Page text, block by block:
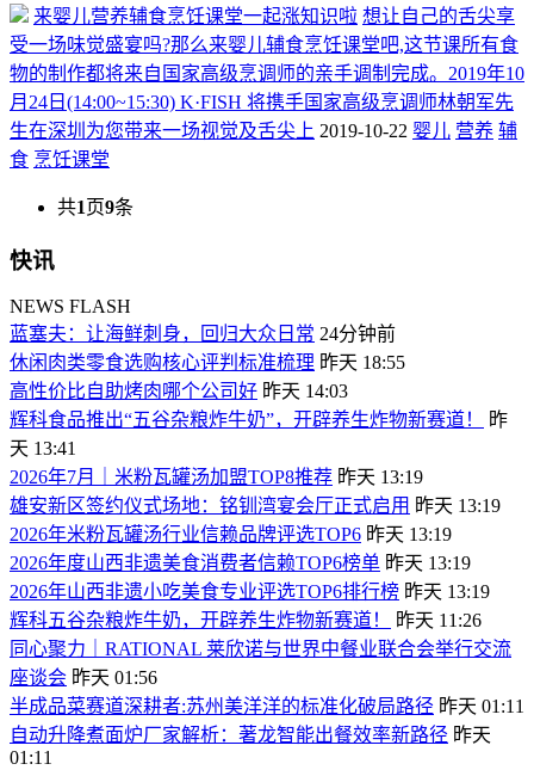
来婴儿营养辅食烹饪课堂一起涨知识啦 想让自己的舌尖享
受一场味觉盛宴吗?那么来婴儿辅食烹饪课堂吧,这节课所有食
物的制作都将来自国家高级烹调师的亲手调制完成。2019年10
月24日(14:00~15:30) K·FISH 将携手国家高级烹调师林朝军先
生在深圳为您带来一场视觉及舌尖上 2019-10-22 婴儿 营养 辅
食 烹饪课堂
共1页9条
快讯
NEWS FLASH
蓝塞夫：让海鲜刺身，回归大众日常 24分钟前
休闲肉类零食选购核心评判标准梳理 昨天 18:55
高性价比自助烤肉哪个公司好 昨天 14:03
辉科食品推出“五谷杂粮炸牛奶”，开辟养生炸物新赛道！
昨
天 13:41
2026年7月｜米粉瓦罐汤加盟TOP8推荐 昨天 13:19
雄安新区签约仪式场地：铭钏湾宴会厅正式启用 昨天 13:19
2026年米粉瓦罐汤行业信赖品牌评选TOP6 昨天 13:19
2026年度山西非遗美食消费者信赖TOP6榜单 昨天 13:19
2026年山西非遗小吃美食专业评选TOP6排行榜 昨天 13:19
辉科五谷杂粮炸牛奶，开辟养生炸物新赛道！
昨天 11:26
同心聚力｜RATIONAL 莱欣诺与世界中餐业联合会举行交流
座谈会 昨天 01:56
半成品菜赛道深耕者:苏州美洋洋的标准化破局路径 昨天 01:11
自动升降煮面炉厂家解析：著龙智能出餐效率新路径 昨天
01:11